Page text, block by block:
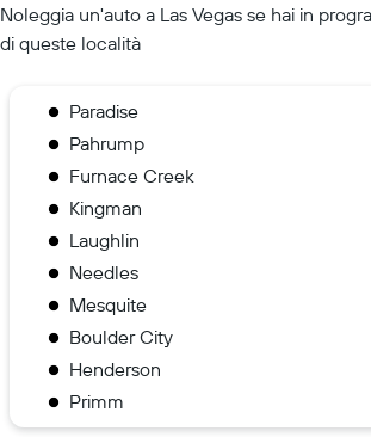
Noleggia un'auto a Las Vegas se hai in
di queste località
Paradise
Pahrump
Furnace Creek
Kingman
Laughlin
Needles
Mesquite
Boulder City
Henderson
Primm